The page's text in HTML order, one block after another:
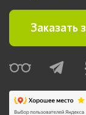
Заказать